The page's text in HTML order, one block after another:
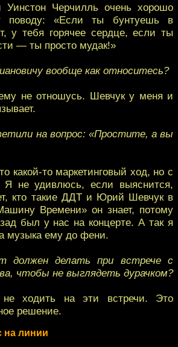
Черчилль очень хорошо
поводу: «Если ты бунтуешь в
у тебя горячее сердце, если ты
— ты просто мудак!»
вообще как относитесь?
не отношусь. Шевчук у меня и
на вопрос: «Простите, а вы
какой-то маркетинговый ход, но с
Я не удивлюсь, если выяснится,
кто такие ДДТ и Юрий Шевчук в
Времени» он знает, потому
был у нас на концерте. А так я
музыка ему до фени.
делать при встрече с
чтобы не выглядеть дурачком?
ходить на эти встречи. Это
решение.
на линии